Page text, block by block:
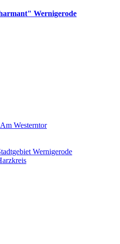
Westerntor
Wernigerode